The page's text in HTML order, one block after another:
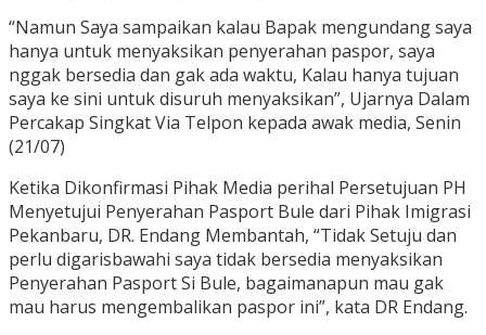
“Namun Saya sampaikan kalau Bapak mengundang saya
hanya untuk menyaksikan penyerahan paspor, saya
nggak bersedia dan gak ada waktu, Kalau hanya tujuan
saya ke sini untuk disuruh menyaksikan”, Ujarnya Dalam
Percakap Singkat Via Telpon kepada awak media, Senin
(21/07)
Ketika Dikonfirmasi Pihak Media perihal Persetujuan PH
Menyetujui Penyerahan Pasport Bule dari Pihak Imigrasi
Pekanbaru, DR. Endang Membantah, “Tidak Setuju dan
perlu digarisbawahi saya tidak bersedia menyaksikan
Penyerahan Pasport Si Bule, bagaimanapun mau gak
mau harus mengembalikan paspor ini”, kata DR Endang.